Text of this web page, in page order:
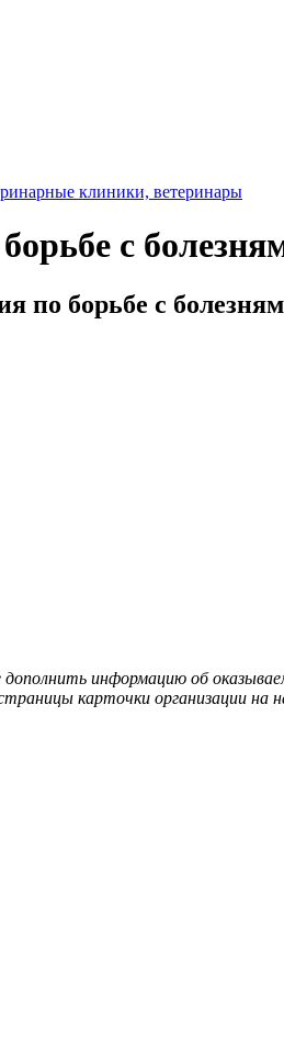
клиники, ветеринары
с
по борьбе с
информацию об
карточки организации на